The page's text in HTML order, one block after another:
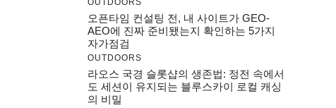
OUTDOORS
오픈타임 컨설팅 전, 내 사이트가 GEO-
AEO에 진짜 준비됐는지 확인하는 5가지
자가점검
OUTDOORS
라오스 국경 슬롯샵의 생존법: 정전 속에서
도 세션이 유지되는 블루스카이 로컬 캐싱
의 비밀